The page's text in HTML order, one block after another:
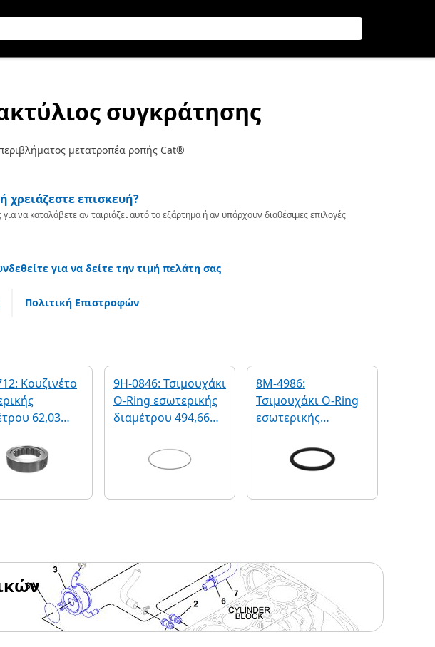
συγκράτησης
μετατροπέα ροπής Cat®
χρειάζεστε επισκευή?
να καταλάβετε αν ταιριάζει αυτό το εξάρτημα ή αν υπάρχουν διαθέσιμες επιλογές
για να δείτε την τιμή πελάτη σας
Πολιτική Επιστροφών
Κουζινέτο
62,03
9H-0846: Τσιμουχάκι
O-Ring εσωτερικής
διαμέτρου 494,66
8M-4986:
Τσιμουχάκι O-Ring
εσωτερικής